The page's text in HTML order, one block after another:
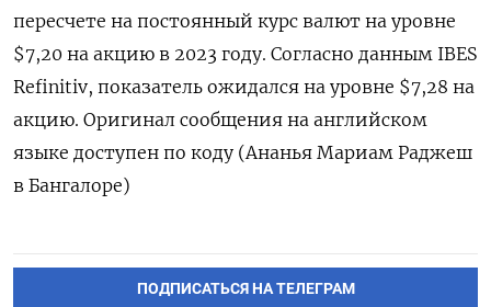
пересчете на постоянный курс валют на уровне
$7,20 на акцию в 2023 году. Согласно данным IBES
Refinitiv, показатель ожидался на уровне $7,28 на
акцию. Оригинал сообщения на английском
языке доступен по коду (Ананья Мариам Раджеш
в Бангалоре)
ПОДПИСАТЬСЯ НА ТЕЛЕГРАМ